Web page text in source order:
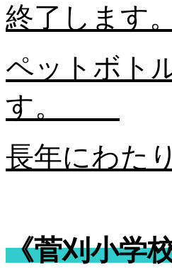
終了します。
ペットボト
す。
長年にわた
《菅刈小学